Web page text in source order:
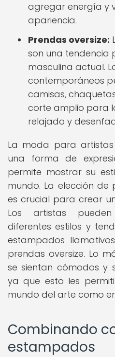
agregar energía y
apariencia.
Prendas oversize:
son una tendencia
masculina actual.
contemporáneos
camisas,
corte amplio para
relajado y
La moda para
una forma de
permite mostrar su
mundo. La elección de
es crucial para crear
Los artistas
diferentes estilos y
estampados
prendas oversize. Lo
se sientan cómodos y
ya que esto les
mundo del arte como
Combinando
estampados